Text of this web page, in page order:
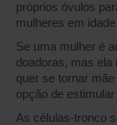
próprios óvulos
mulheres em
Se uma mulher é
doadoras, mas ela
quer se tornar
opção de
As células-tronco